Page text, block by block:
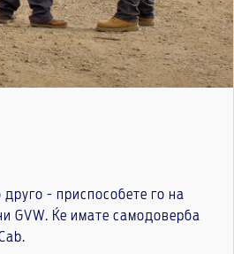
- приспособете го на
GVW. Ќе имате самодоверба